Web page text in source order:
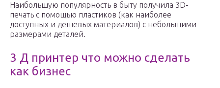
Наибольшую популярность в быту получила 3D-
печать с помощью пластиков (как наиболее
доступных и дешевых материалов) с небольшими
размерами деталей.
3 Д принтер что можно сделать
как бизнес